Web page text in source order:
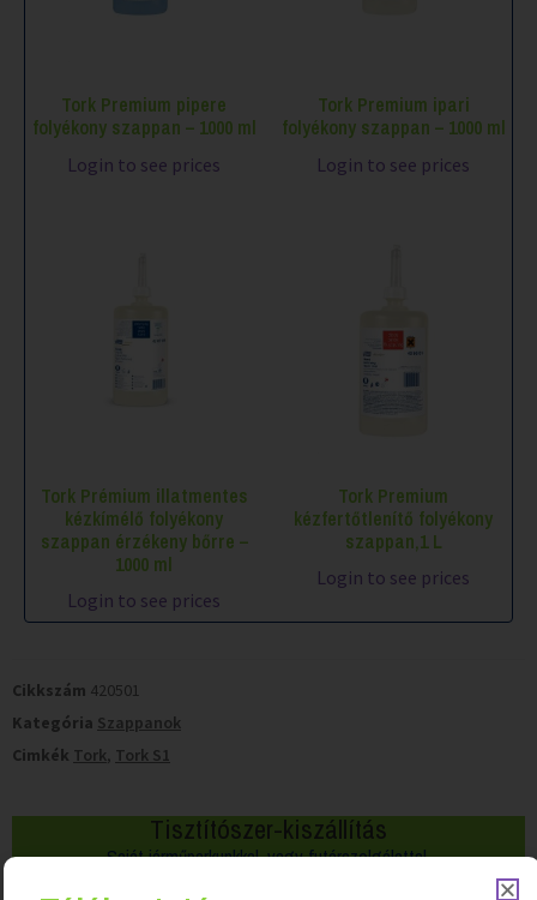
Tork Premium pipere
folyékony szappan – 1000 ml
Login to see prices
Tork Premium ipari
folyékony szappan – 1000 ml
Login to see prices
Tork Prémium illatmentes
kézkímélő folyékony
szappan érzékeny bőrre –
1000 ml
Login to see prices
Tork Premium
kézfertőtlenítő folyékony
szappan,1 L
Login to see prices
Cikkszám 420501
Kategória Szappanok
Cimkék Tork, Tork S1
Tisztítószer-kiszállítás
Saját járműparkunkkal, vagy futárszolgálattal.